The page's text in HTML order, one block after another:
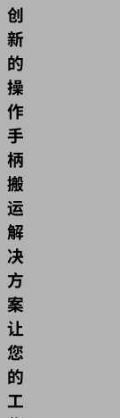
创
新
的
操
作
手
柄
搬
运
解
决
方
案
让
您
的
工